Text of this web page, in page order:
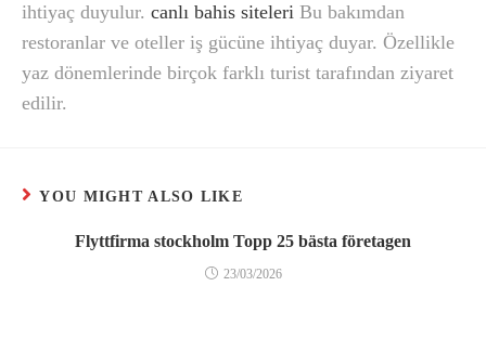
ihtiyaç duyulur. canlı bahis siteleri Bu bakımdan
restoranlar ve oteller iş gücüne ihtiyaç duyar. Özellikle
yaz dönemlerinde birçok farklı turist tarafından ziyaret
edilir.
YOU MIGHT ALSO LIKE
Flyttfirma stockholm Topp 25 bästa företagen
23/03/2026